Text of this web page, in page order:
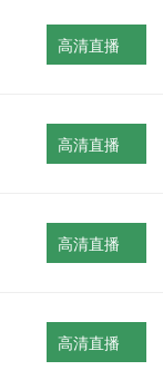
高清直播
高清直播
高清直播
高清直播